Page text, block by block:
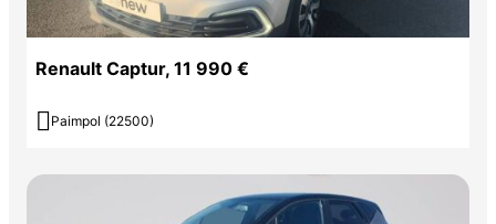
Renault Captur, 11 990 €
 Paimpol (22500)